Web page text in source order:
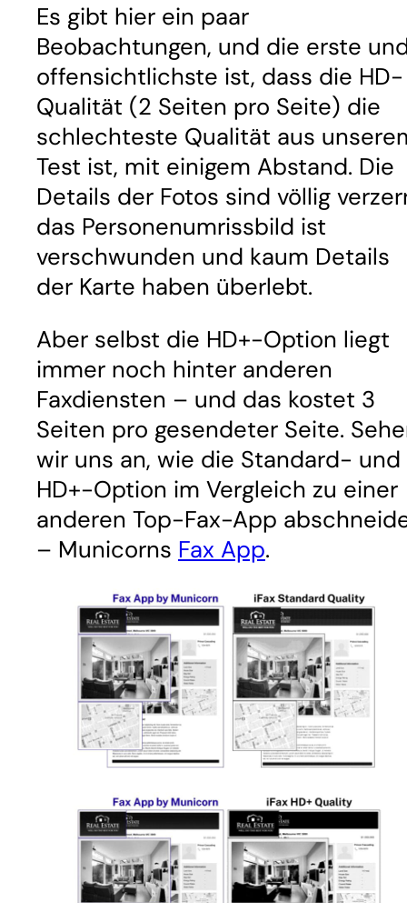
Es gibt hier ein paar
Beobachtungen, und die erste
offensichtlichste ist, dass die HD-
Qualität (2 Seiten pro Seite) die
schlechteste Qualität aus
Test ist, mit einigem Abstand. Die
Details der Fotos sind völlig
das Personenumrissbild ist
verschwunden und kaum Details
der Karte haben überlebt.
Aber selbst die HD+-Option liegt
immer noch hinter anderen
Faxdiensten – und das kostet 3
Seiten pro gesendeter Seite.
wir uns an, wie die Standard- und
HD+-Option im Vergleich zu einer
anderen Top-Fax-App
– Municorns Fax App.